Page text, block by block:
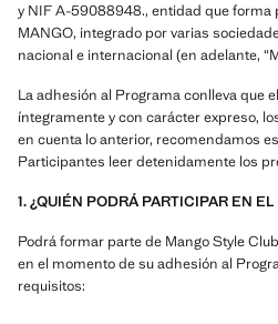
y NIF A-59088948., entidad que forma
MANGO, integrado por varias
nacional e internacional (en adelante,
La adhesión al Programa conlleva que
íntegramente y con carácter expreso,
en cuenta lo anterior, recomendamos
Participantes leer detenidamente los
1. ¿QUIÉN PODRÁ PARTICIPAR EN
Podrá formar parte de Mango Style
en el momento de su adhesión al
requisitos: